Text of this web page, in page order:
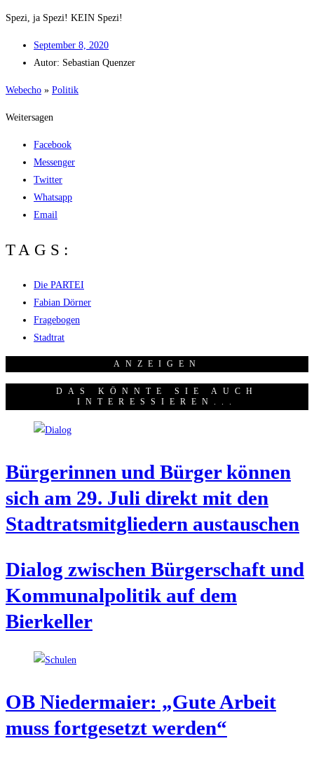
Spe­zi, ja Spe­zi! KEIN Spezi!
Sep­tem­ber 8, 2020
Autor: Sebas­ti­an Quenzer
Web­echo » Poli­tik
Weitersagen
Facebook
Messenger
Twitter
Whatsapp
Email
TAGS:
Die PARTEI
Fabian Dörner
Fragebogen
Stadtrat
ANZEI­GEN
DAS KÖNNTE SIE AUCH
INTERESSIEREN...
Bür­ge­rin­nen und Bür­ger kön­nen
sich am 29. Juli direkt mit den
Stadt­rats­mit­glie­dern austauschen
Dia­log zwi­schen Bür­ger­schaft und
Kom­mu­nal­po­li­tik auf dem
Bierkeller
OB Nie­der­mai­er: „Gute Arbeit
muss fort­ge­setzt werden“